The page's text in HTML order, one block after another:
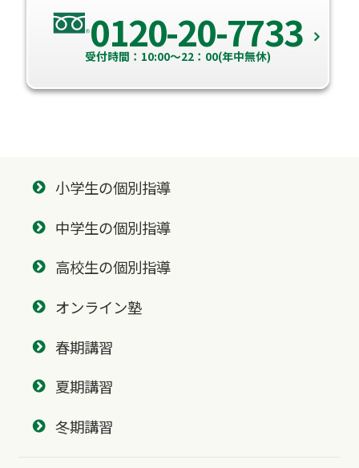
0120-20-7733
受付時間：10:00～22：00(年中無休)
小学生の個別指導
中学生の個別指導
高校生の個別指導
オンライン塾
春期講習
夏期講習
冬期講習